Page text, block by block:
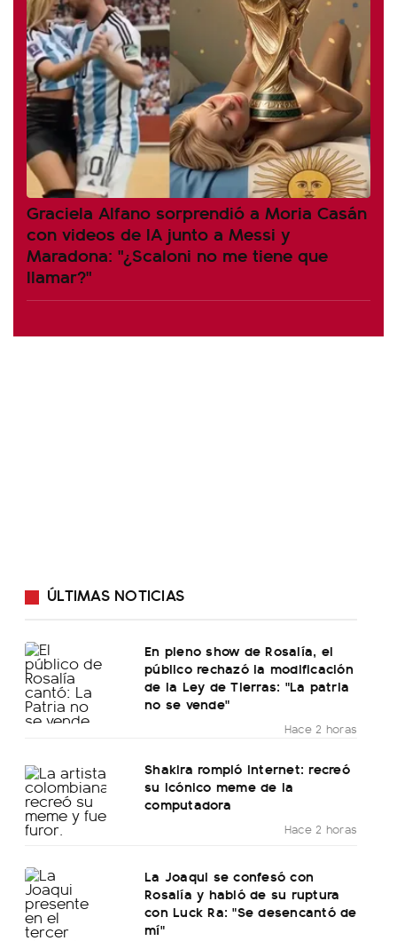
Graciela Alfano sorprendió a Moria Casán
con videos de IA junto a Messi y
Maradona: "¿Scaloni no me tiene que
llamar?"
ÚLTIMAS NOTICIAS
En pleno show de Rosalía, el
público rechazó la modificación
de la Ley de Tierras: "La patria
no se vende"
Hace 2 horas
Shakira rompió internet: recreó
su icónico meme de la
computadora
Hace 2 horas
La Joaqui se confesó con
Rosalía y habló de su ruptura
con Luck Ra: "Se desencantó de
mí"